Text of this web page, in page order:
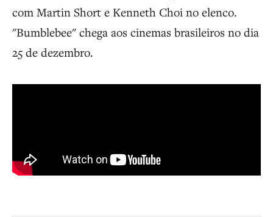
com Martin Short e Kenneth Choi no elenco.
"Bumblebee" chega aos cinemas brasileiros no dia
25 de dezembro.